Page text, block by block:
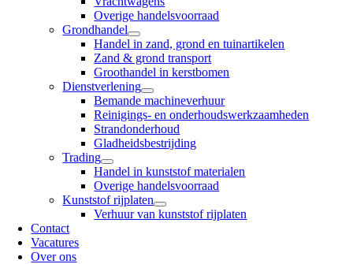
Overige handelsvoorraad
Grondhandel
Handel in zand, grond en tuinartikelen
Zand & grond transport
Groothandel in kerstbomen
Dienstverlening
Bemande machineverhuur
Reinigings- en onderhoudswerkzaamheden
Strandonderhoud
Gladheidsbestrijding
Trading
Handel in kunststof materialen
Overige handelsvoorraad
Kunststof rijplaten
Verhuur van kunststof rijplaten
Contact
Vacatures
Over ons